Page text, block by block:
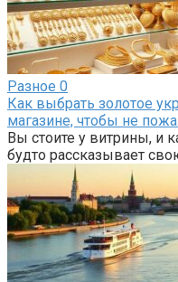
Разное 0
Как выбрать золотое
магазине, чтобы не
Вы стоите у витрины, и
будто рассказывает